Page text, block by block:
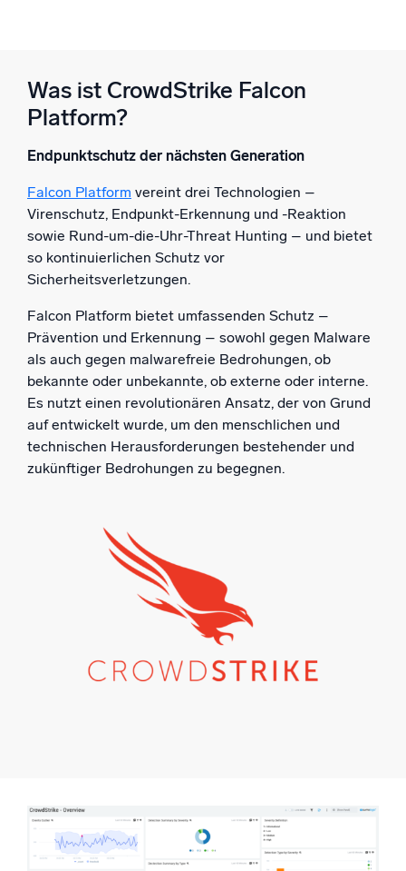
Was ist CrowdStrike Falcon
Platform?
Endpunktschutz der nächsten Generation
Falcon Platform vereint drei Technologien –
Virenschutz, Endpunkt-Erkennung und -Reaktion
sowie Rund-um-die-Uhr-Threat Hunting – und bietet
so kontinuierlichen Schutz vor
Sicherheitsverletzungen.
Falcon Platform bietet umfassenden Schutz –
Prävention und Erkennung – sowohl gegen Malware
als auch gegen malwarefreie Bedrohungen, ob
bekannte oder unbekannte, ob externe oder interne.
Es nutzt einen revolutionären Ansatz, der von Grund
auf entwickelt wurde, um den menschlichen und
technischen Herausforderungen bestehender und
zukünftiger Bedrohungen zu begegnen.